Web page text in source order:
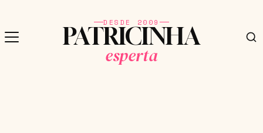
DESDE 2009
PATRICINHA
esperta